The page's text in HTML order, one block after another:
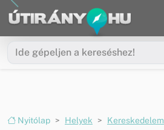
Ugrás a menüre
Ugrás a tartalomra
Nyitólap Helyek Kereskedelem